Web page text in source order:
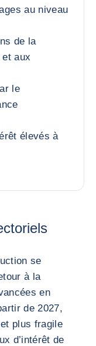
au niveau
de la
aux
le
élevés à
se
à la
en
de 2027,
plus fragile
d’intérêt de